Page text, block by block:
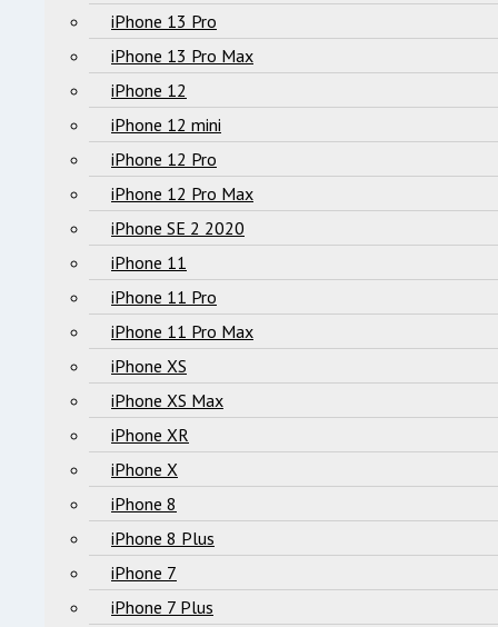
iPhone 13 Pro
iPhone 13 Pro Max
iPhone 12
iPhone 12 mini
iPhone 12 Pro
iPhone 12 Pro Max
iPhone SE 2 2020
iPhone 11
iPhone 11 Pro
iPhone 11 Pro Max
iPhone XS
iPhone XS Max
iPhone XR
iPhone X
iPhone 8
iPhone 8 Plus
iPhone 7
iPhone 7 Plus